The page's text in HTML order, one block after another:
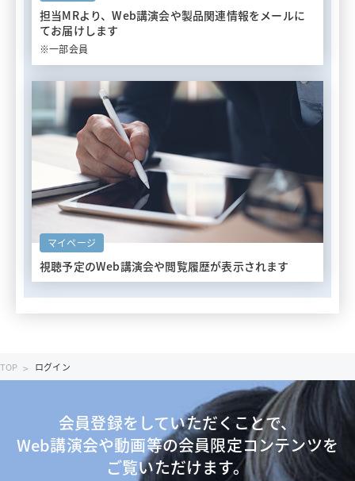
担当MRより、Web講演会や製品関連情報をメールに
てお届けします
※一部会員
マイページ
視聴予定のWeb講演会や閲覧履歴が表示されます
TOP ログイン
会員登録をしていただくことで、
Web講演会や動画等の会員限定コンテンツを
ご覧いただけます。